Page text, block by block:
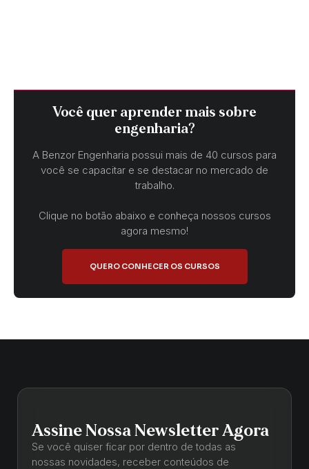
Você quer aprender mais sobre
engenharia?
A Benzor Engenharia possui mais de 40 cursos para
você se capacitar e se destacar no mercado de
trabalho.
Clique no botão abaixo e conheça nossos cursos
agora mesmo!
QUERO CONHECER OS CURSOS
Assine Nossa Newsletter Agora
Se você quiser ficar por dentro de todas as
nossas novidades, receber conteúdos de